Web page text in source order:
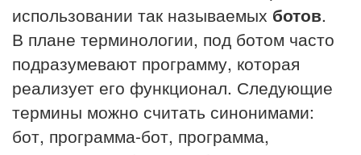
использовании так называемых ботов.
В плане терминологии, под ботом часто
подразумевают программу, которая
реализует его функционал. Следующие
термины можно считать синонимами:
бот, программа-бот, программа,